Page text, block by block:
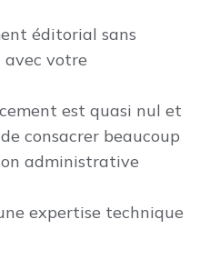
éditorial sans
votre
est quasi nul et
consacrer beaucoup
administrative
expertise technique